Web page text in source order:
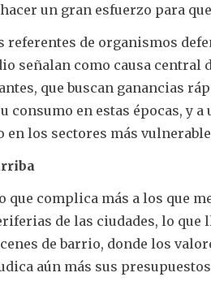
un gran esfuerzo para
referentes de organismos
señalan como causa central
que buscan ganancias
consumo en estas épocas, y
en los sectores más
que complica más a los que
de las ciudades, lo
de barrio, donde los
aún más sus